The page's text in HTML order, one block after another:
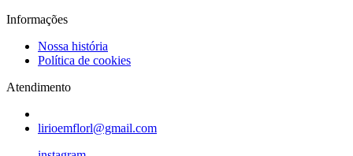
Informações
Nossa história
Política de cookies
Atendimento
lirioemflorl@gmail.com